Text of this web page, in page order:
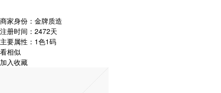
商家身份： 金牌质造
注册时间： 2472天
主要属性： 1色1码
看相似
加入收藏